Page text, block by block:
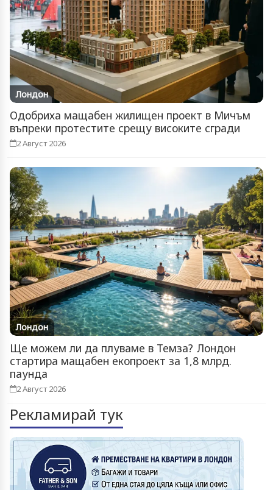
Лондон
Одобриха мащабен жилищен проект в Мичъм
въпреки протестите срещу високите сгради
2 Август 2026
Лондон
Ще можем ли да плуваме в Темза? Лондон
стартира мащабен екопроект за 1,8 млрд.
паунда
2 Август 2026
Рекламирай тук